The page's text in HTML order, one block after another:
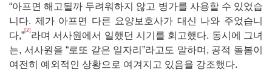
“아프면 해고될까 두려워하지 않고 병가를 사용할 수 있었습
니다. 제가 아프면 다른 요양보호사가 대신 나와 주었습니
다,”[2] 라며 서사원에서 일했던 시기를 회고했다. 동시에 그녀
는, 서사원을 “로또 같은 일자리”라고도 말하며, 공적 돌봄이
여전히 예외적인 상황으로 여겨지고 있음을 강조했다.